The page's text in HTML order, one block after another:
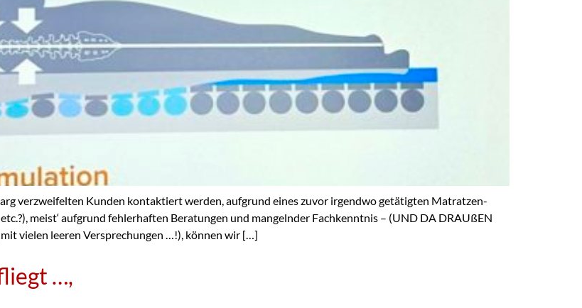
verzweifelten Kunden kontaktiert werden, aufgrund eines zuvor irgendwo getätigten Matratzen-
meist‘ aufgrund fehlerhaften Beratungen und mangelnder Fachkenntnis – (UND DA DRAUßEN
vielen leeren Versprechungen …!), können wir […]
…,